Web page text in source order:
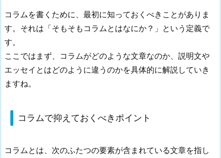
定
義
は？
コ
ム
え
コラムを書くために、最初に知っておくべきことがありま
す。それは「そもそもコラムとはなにか？」という定義で
す。
ここではまず、コラムがどのような文章なのか、説明文や
エッセイとはどのように違うのかを具体的に解説していき
ますね。
コラムで抑えておくべきポイント
コラムとは、次のふたつの要素が含まれている文章を指し